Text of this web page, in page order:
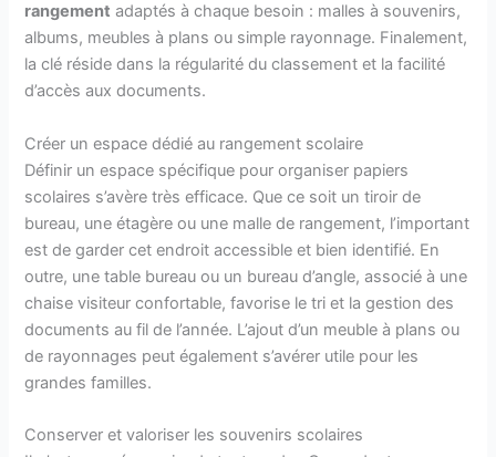
rangement adaptés à chaque besoin : malles à souvenirs,
albums, meubles à plans ou simple rayonnage. Finalement,
la clé réside dans la régularité du classement et la facilité
d’accès aux documents.
Créer un espace dédié au rangement scolaire
Définir un espace spécifique pour organiser papiers
scolaires s’avère très efficace. Que ce soit un tiroir de
bureau, une étagère ou une malle de rangement, l’important
est de garder cet endroit accessible et bien identifié. En
outre, une table bureau ou un bureau d’angle, associé à une
chaise visiteur confortable, favorise le tri et la gestion des
documents au fil de l’année. L’ajout d’un meuble à plans ou
de rayonnages peut également s’avérer utile pour les
grandes familles.
Conserver et valoriser les souvenirs scolaires